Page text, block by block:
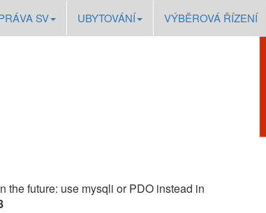
SV UBYTOVÁNÍ VÝBĚROVÁ ŘÍZENÍ
the future: use mysqli or PDO instead in